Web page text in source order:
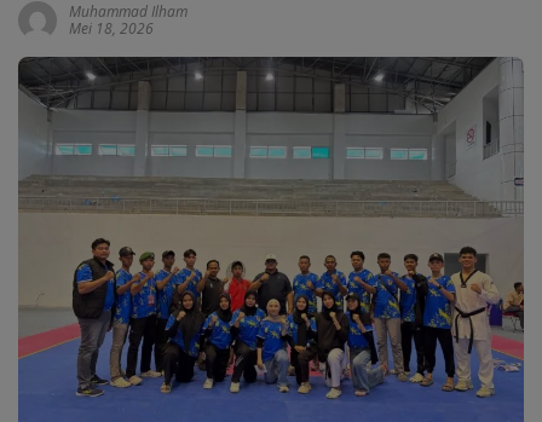
Muhammad Ilham
Mei 18, 2026